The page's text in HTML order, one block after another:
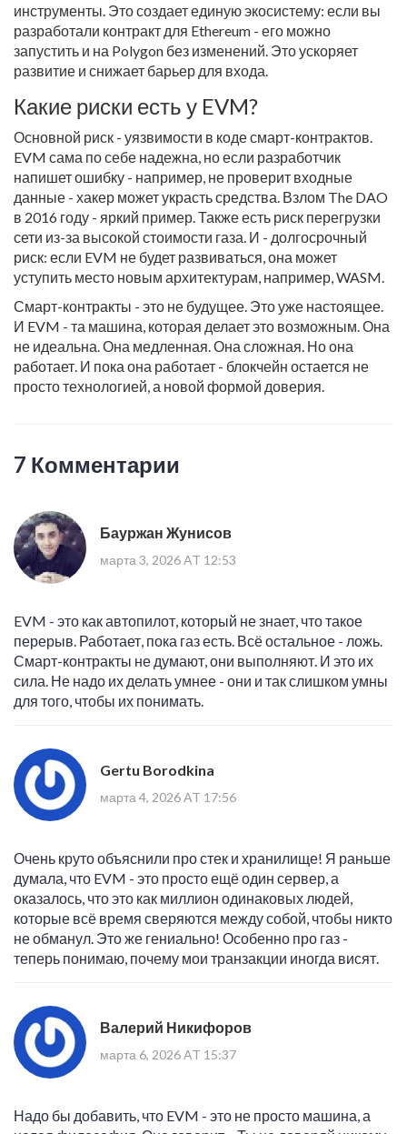
инструменты. Это создает единую экосистему: если вы
разработали контракт для Ethereum - его можно
запустить и на Polygon без изменений. Это ускоряет
развитие и снижает барьер для входа.
Какие риски есть у EVM?
Основной риск - уязвимости в коде смарт-контрактов.
EVM сама по себе надежна, но если разработчик
напишет ошибку - например, не проверит входные
данные - хакер может украсть средства. Взлом The DAO
в 2016 году - яркий пример. Также есть риск перегрузки
сети из-за высокой стоимости газа. И - долгосрочный
риск: если EVM не будет развиваться, она может
уступить место новым архитектурам, например, WASM.
Смарт-контракты - это не будущее. Это уже настоящее.
И EVM - та машина, которая делает это возможным. Она
не идеальна. Она медленная. Она сложная. Но она
работает. И пока она работает - блокчейн остается не
просто технологией, а новой формой доверия.
7 Комментарии
Бауржан Жунисов
марта 3, 2026 AT 12:53
EVM - это как автопилот, который не знает, что такое
перерыв. Работает, пока газ есть. Всё остальное - ложь.
Смарт-контракты не думают, они выполняют. И это их
сила. Не надо их делать умнее - они и так слишком умны
для того, чтобы их понимать.
Gertu Borodkina
марта 4, 2026 AT 17:56
Очень круто объяснили про стек и хранилище! Я раньше
думала, что EVM - это просто ещё один сервер, а
оказалось, что это как миллион одинаковых людей,
которые всё время сверяются между собой, чтобы никто
не обманул. Это же гениально! Особенно про газ -
теперь понимаю, почему мои транзакции иногда висят.
Валерий Никифоров
марта 6, 2026 AT 15:37
Надо бы добавить, что EVM - это не просто машина, а